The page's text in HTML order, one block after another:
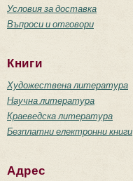
Условия за доставка
Въпроси и отговори
Книги
Художествена литература
Научна литература
Краеведска литература
Безплатни електронни книги
Адрес